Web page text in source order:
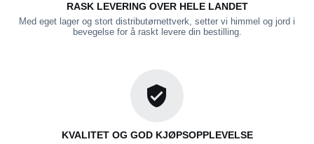
RASK LEVERING OVER HELE LANDET
Med eget lager og stort distributørnettverk, setter vi himmel og jord i
bevegelse for å raskt levere din bestilling.
KVALITET OG GOD KJØPSOPPLEVELSE